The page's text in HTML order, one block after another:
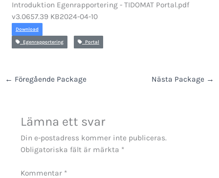
Introduktion Egenrapportering - TIDOMAT Portal.pdf
v3.0657.39 KB2024-04-10
Download
Egenrapportering Portal
← Föregående Package Nästa Package →
Lämna ett svar
Din e-postadress kommer inte publiceras.
Obligatoriska fält är märkta *
Kommentar *